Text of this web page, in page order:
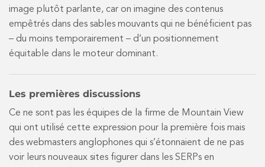
image plutôt parlante, car on imagine des contenus
empêtrés dans des sables mouvants qui ne bénéficient pas
– du moins temporairement – d’un positionnement
équitable dans le moteur dominant.
Les premières discussions
Ce ne sont pas les équipes de la firme de Mountain View
qui ont utilisé cette expression pour la première fois mais
des webmasters anglophones qui s’étonnaient de ne pas
voir leurs nouveaux sites figurer dans les SERPs en